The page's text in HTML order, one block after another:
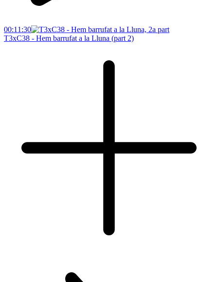
00:11:30
T3xC38 - Hem barrufat a la Lluna (part 2)